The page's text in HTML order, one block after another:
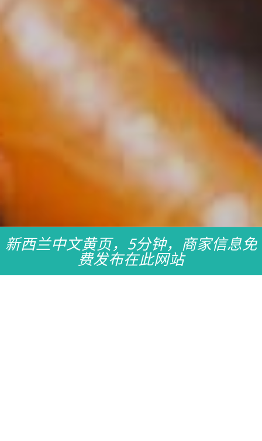
新西兰中文黄页，5分钟，商家信息免
费发布在此网站